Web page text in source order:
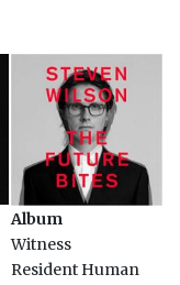
Album
Witness
Resident Human